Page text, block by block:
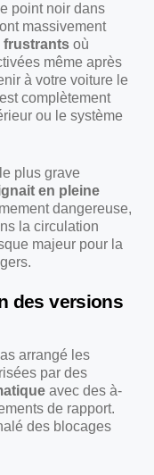
point noir dans
massivement
frustrants où
même après
à votre voiture le
complètement
ou le système
plus grave
en pleine
dangereuse,
la circulation
majeur pour la
des versions
arrangé les
par des
avec des à-
de rapport.
des blocages